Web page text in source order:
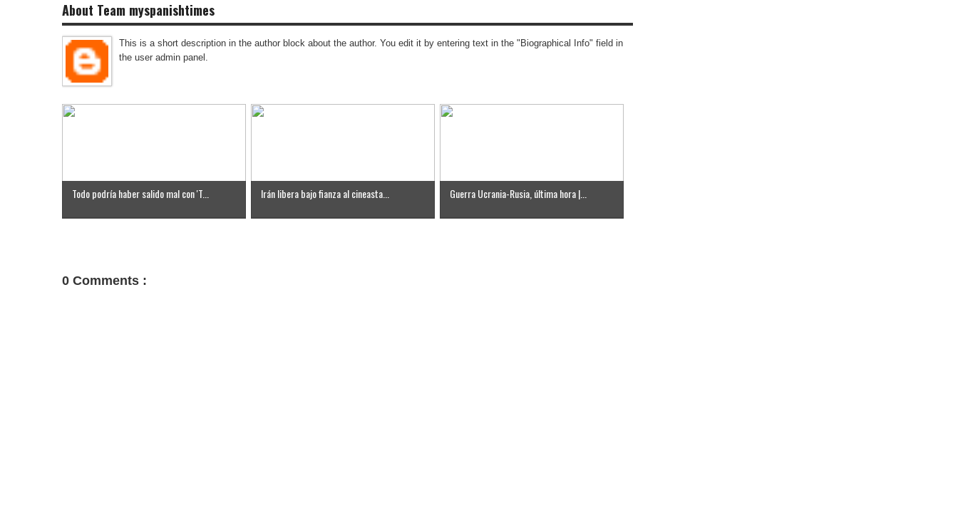
About Team myspanishtimes
This is a short description in the author block about the author. You edit it by entering text in the "Biographical Info" field in
the user admin panel.
Todo podría haber salido mal con 'T... Irán libera bajo fianza al cineasta... Guerra Ucrania-Rusia, última hora |...
0 Comments :